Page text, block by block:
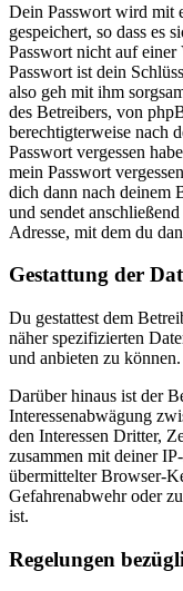
Dein Passwort wird mit
gespeichert, so dass es
Passwort nicht auf
Passwort ist dein
also geh mit ihm
des Betreibers, von
berechtigterweise nach
Passwort vergessen
mein Passwort
dich dann nach deinem
und sendet
Adresse, mit dem du
Gestattung der
Du gestattest dem
näher spezifizierten
und anbieten zu können.
Darüber hinaus ist der
Interessenabwägung
den Interessen Dritter,
zusammen mit deiner
übermittelter Browser-
Gefahrenabwehr oder
ist.
Regelungen